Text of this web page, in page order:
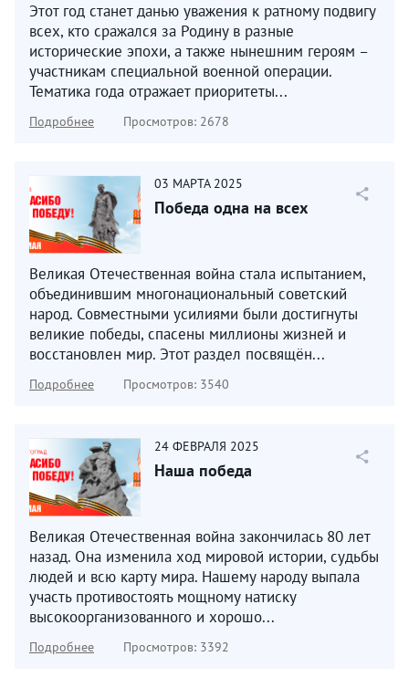
Этот год станет данью уважения к ратному подвигу
всех, кто сражался за Родину в разные
исторические эпохи, а также нынешним героям –
участникам специальной военной операции.
Тематика года отражает приоритеты...
Подробнее Просмотров: 2678
03 МАРТА 2025
Победа одна на всех
Великая Отечественная война стала испытанием,
объединившим многонациональный советский
народ. Совместными усилиями были достигнуты
великие победы, спасены миллионы жизней и
восстановлен мир. Этот раздел посвящён...
Подробнее Просмотров: 3540
24 ФЕВРАЛЯ 2025
Наша победа
Великая Отечественная война закончилась 80 лет
назад. Она изменила ход мировой истории, судьбы
людей и всю карту мира. Нашему народу выпала
участь противостоять мощному натиску
высокоорганизованного и хорошо...
Подробнее Просмотров: 3392